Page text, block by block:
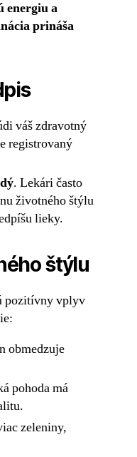
energiu a
prináša
váš zdravotný
registrovaný
. Lekári často
životného štýlu
lieky.
štýlu
pozitívny vplyv
obmedzuje
pohoda má
zeleniny,